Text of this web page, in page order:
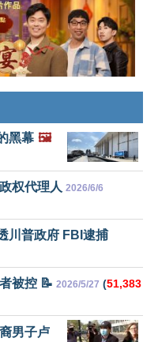
黑幕 🖼️
权代理人 2026/6/6
川普政府 FBI逮捕
被控 📝 2026/5/27 (51,383
男子卢